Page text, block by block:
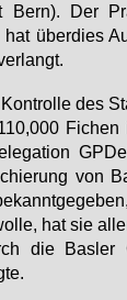
Bern). Der
hat über­dies
des
von
hat sie
die Bas­ler